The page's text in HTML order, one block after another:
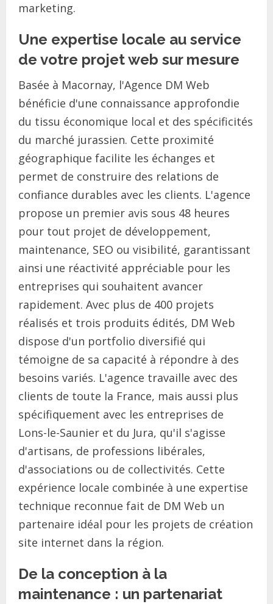
marketing.
Une expertise locale au service
de votre projet web sur mesure
Basée à Macornay, l'Agence DM Web
bénéficie d'une connaissance approfondie
du tissu économique local et des spécificités
du marché jurassien. Cette proximité
géographique facilite les échanges et
permet de construire des relations de
confiance durables avec les clients. L'agence
propose un premier avis sous 48 heures
pour tout projet de développement,
maintenance, SEO ou visibilité, garantissant
ainsi une réactivité appréciable pour les
entreprises qui souhaitent avancer
rapidement. Avec plus de 400 projets
réalisés et trois produits édités, DM Web
dispose d'un portfolio diversifié qui
témoigne de sa capacité à répondre à des
besoins variés. L'agence travaille avec des
clients de toute la France, mais aussi plus
spécifiquement avec les entreprises de
Lons-le-Saunier et du Jura, qu'il s'agisse
d'artisans, de professions libérales,
d'associations ou de collectivités. Cette
expérience locale combinée à une expertise
technique reconnue fait de DM Web un
partenaire idéal pour les projets de création
site internet dans la région.
De la conception à la
maintenance : un partenariat